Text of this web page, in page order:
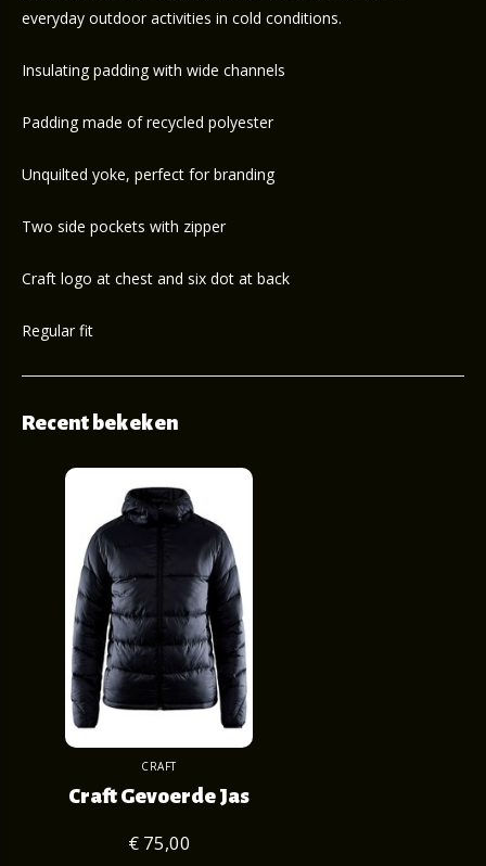
everyday outdoor activities in cold conditions.
Insulating padding with wide channels
Padding made of recycled polyester
Unquilted yoke, perfect for branding
Two side pockets with zipper
Craft logo at chest and six dot at back
Regular fit
Recent bekeken
CRAFT
Craft Gevoerde Jas
€ 75,00